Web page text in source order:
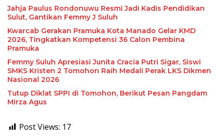
Jahja Paulus Rondonuwu Resmi Jadi Kadis Pendidikan
Sulut, Gantikan Femmy J Suluh
Kwarcab Gerakan Pramuka Kota Manado Gelar KMD
2026, Tingkatkan Kompetensi 36 Calon Pembina
Pramuka
Femmy Suluh Apresiasi Junita Cracia Putri Sigar, Siswi
SMKS Kristen 2 Tomohon Raih Medali Perak LKS Dikmen
Nasional 2026
Tutup Diklat SPPI di Tomohon, Berikut Pesan Pangdam
Mirza Agus
Post Views: 17